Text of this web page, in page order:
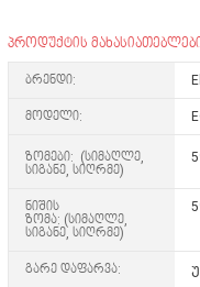
პროდუქტის
ბრენდი:
მოდელი:
ზომები: (სიმაღლე,
სიგანე, სიღრმე)
ნიშის
ზომა: (სიმაღლე,
სიგანე, სიღრმე)
გარე დაფარვა: